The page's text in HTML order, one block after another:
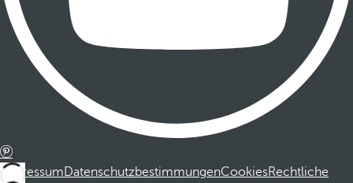
ImpressumDatenschutzbestimmungenCookiesRechtliche